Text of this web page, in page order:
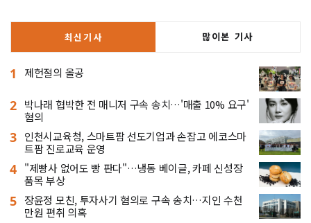
최신기사 많이본 기사
1 제헌절의 올공
2 박나래 협박한 전 매니저 구속 송치…'매출 10% 요구'
혐의
3 인천시교육청, 스마트팜 선도기업과 손잡고 에코스마
트팜 진로교육 운영
4 "제빵사 없어도 빵 판다"…냉동 베이글, 카페 신성장
품목 부상
5 장윤정 모친, 투자사기 혐의로 구속 송치…지인 수천
만원 편취 의혹